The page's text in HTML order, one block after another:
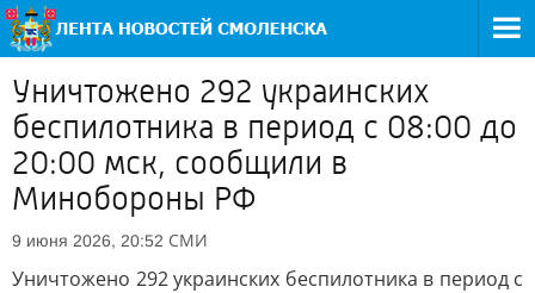
Уничтожено 292 украинских
беспилотника в период с 08:00 до
20:00 мск, сообщили в
Минобороны РФ
9 июня 2026, 20:52 СМИ
Уничтожено 292 украинских беспилотника в период с